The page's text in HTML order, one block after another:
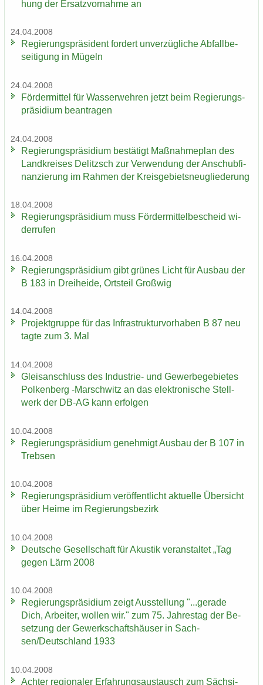
hung der Er­satz­vor­nah­me an
24.04.2008
Re­gie­rungs­prä­si­dent for­dert un­ver­züg­li­che Ab­fall­be­
sei­ti­gung in Mü­geln
24.04.2008
För­der­mit­tel für Was­ser­weh­ren jetzt beim Re­gie­rungs­
prä­si­di­um be­an­tra­gen
24.04.2008
Re­gie­rungs­prä­si­di­um be­stä­tigt Maß­nah­me­plan des
Land­krei­ses De­litzsch zur Ver­wen­dung der An­schub­fi­
nan­zie­rung im Rah­men der Kreis­ge­biets­neu­glie­de­rung
18.04.2008
Re­gie­rungs­prä­si­di­um muss För­der­mit­tel­be­scheid wi­
der­ru­fen
16.04.2008
Re­gie­rungs­prä­si­di­um gibt grü­nes Licht für Aus­bau der
B 183 in Drei­hei­de, Orts­teil Groß­wig
14.04.2008
Pro­jekt­grup­pe für das In­fra­struk­tur­vor­ha­ben B 87 neu
tagte zum 3. Mal
14.04.2008
Gleis­an­schluss des Industrie-​ und Ge­wer­be­ge­bie­tes
Pol­ken­berg -​Marschwitz an das elek­tro­ni­sche Stell­
werk der DB-AG kann er­fol­gen
10.04.2008
Re­gie­rungs­prä­si­di­um ge­neh­migt Aus­bau der B 107 in
Treb­sen
10.04.2008
Re­gie­rungs­prä­si­di­um ver­öf­fent­licht ak­tu­el­le Über­sicht
über Heime im Re­gie­rungs­be­zirk
10.04.2008
Deut­sche Ge­sell­schaft für Akus­tik ver­an­stal­tet „Tag
gegen Lärm 2008
10.04.2008
Re­gie­rungs­prä­si­di­um zeigt Aus­stel­lung "...ge­ra­de
Dich, Ar­bei­ter, wol­len wir." zum 75. Jah­res­tag der Be­
set­zung der Ge­werk­schafts­häu­ser in Sach­
sen/Deutsch­land 1933
10.04.2008
Ach­ter re­gio­na­ler Er­fah­rungs­aus­tausch zum Säch­si­